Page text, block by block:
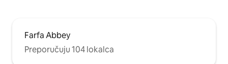
Farfa Abbey
Preporučuju 104 lokalca